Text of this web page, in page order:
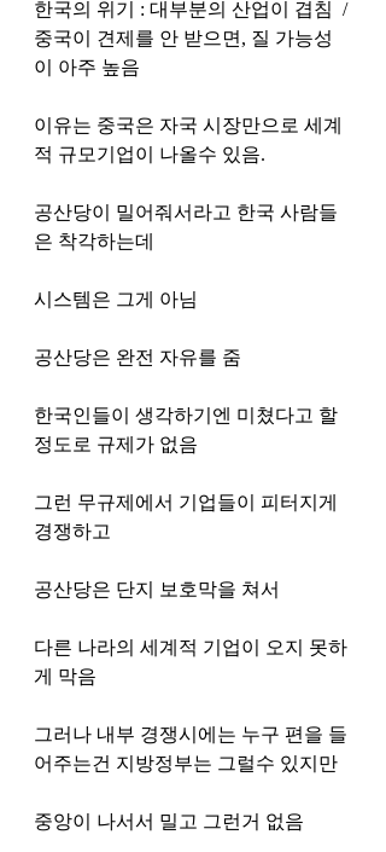
한국의 위기 : 대부분의 산업이 겹침  /
중국이 견제를 안 받으면, 질 가능성
이 아주 높음
이유는 중국은 자국 시장만으로 세계
적 규모기업이 나올수 있음.
공산당이 밀어줘서라고 한국 사람들
은 착각하는데
시스템은 그게 아님
공산당은 완전 자유를 줌
한국인들이 생각하기엔 미쳤다고 할
정도로 규제가 없음
그런 무규제에서 기업들이 피터지게
경쟁하고
공산당은 단지 보호막을 쳐서
다른 나라의 세계적 기업이 오지 못하
게 막음
그러나 내부 경쟁시에는 누구 편을 들
어주는건 지방정부는 그럴수 있지만
중앙이 나서서 밀고 그런거 없음